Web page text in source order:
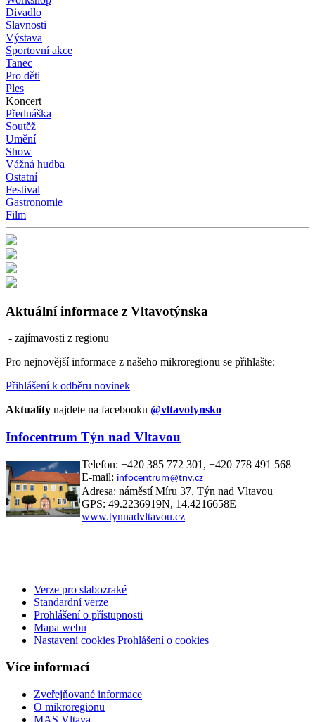
Divadlo
Slavnosti
Výstava
Sportovní akce
Tanec
Pro děti
Ples
Koncert
Přednáška
Soutěž
Umění
Show
Vážná hudba
Ostatní
Festival
Gastronomie
Film
Aktuální informace z Vltavotýnska
- zajímavosti z regionu
Pro nejnovější informace z našeho mikroregionu se přihlašte:
Přihlášení k odběru novinek
Aktuality najdete na facebooku @vltavotynsko
Infocentrum Týn nad Vltavou
Telefon: +420 385 772 301, +420 778 491 568
E-mail: infocentrum@tnv.cz
Adresa: náměstí Míru 37, Týn nad Vltavou
GPS: 49.2236919N, 14.4216658E
www.tynnadvltavou.cz
Verze pro slabozraké
Standardní verze
Prohlášení o přístupnosti
Mapa webu
Nastavení cookies Prohlášení o cookies
Více informací
Zveřejňované informace
O mikroregionu